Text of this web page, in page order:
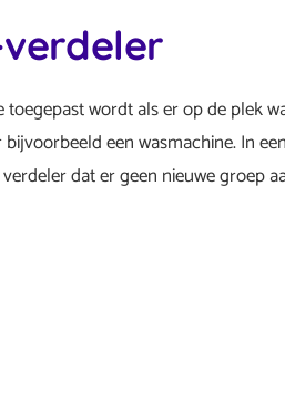
verdeler
wordt als er op de plek
een wasmachine. In
dat er geen nieuwe groep